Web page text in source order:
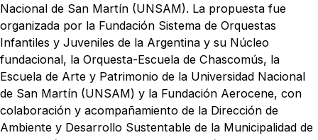
Nacional de San Martín (UNSAM). La propuesta fue
organizada por la Fundación Sistema de Orquestas
Infantiles y Juveniles de la Argentina y su Núcleo
fundacional, la Orquesta-Escuela de Chascomús, la
Escuela de Arte y Patrimonio de la Universidad Nacional
de San Martín (UNSAM) y la Fundación Aerocene, con
colaboración y acompañamiento de la Dirección de
Ambiente y Desarrollo Sustentable de la Municipalidad de